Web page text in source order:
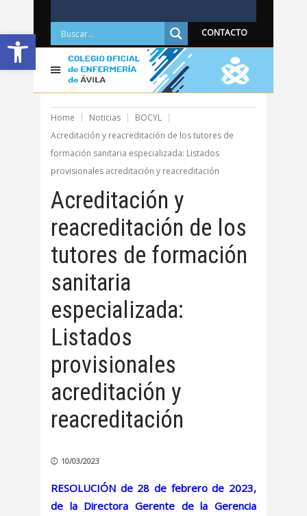
Abrir barra de herramientas CONTACTO
Home Noticias
BOCYL
Acreditación y reacreditación de los tutores de
formación sanitaria especializada: Listados
provisionales acreditación y reacreditación
Acreditación y
reacreditación de los
tutores de formación
sanitaria
especializada:
Listados
provisionales
acreditación y
reacreditación
10/03/2023
RESOLUCIÓN de 28 de febrero de 2023,
de la Directora Gerente de la Gerencia